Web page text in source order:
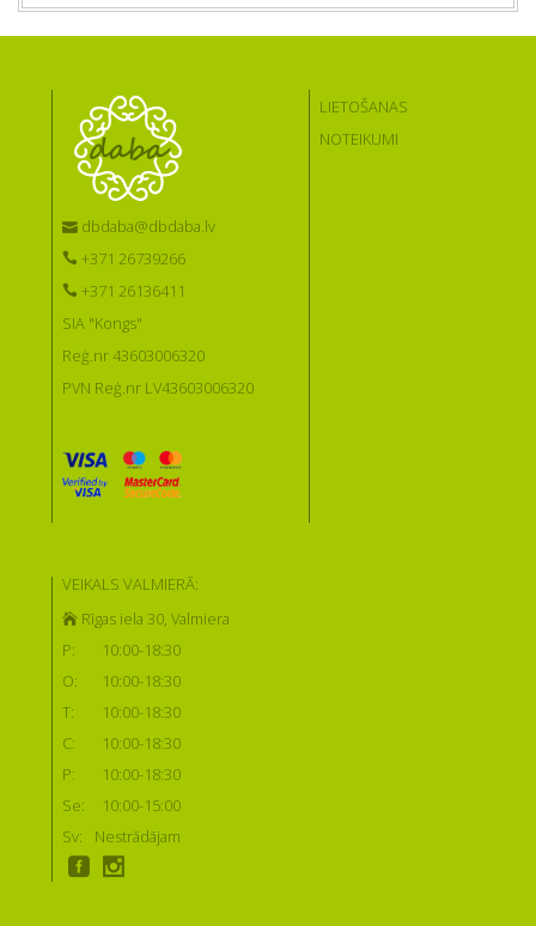
dbdaba@dbdaba.lv
+371 26739266
+371 26136411
SIA "Kongs"
Reģ.nr 43603006320
PVN Reģ.nr LV43603006320
LIETOŠANAS
NOTEIKUMI
VEIKALS VALMIERĀ:
Rīgas iela 30, Valmiera
P:
10:00-18:30
O:
10:00-18:30
T:
10:00-18:30
C:
10:00-18:30
P:
10:00-18:30
Se:
10:00-15:00
Sv:
Nestrādājam